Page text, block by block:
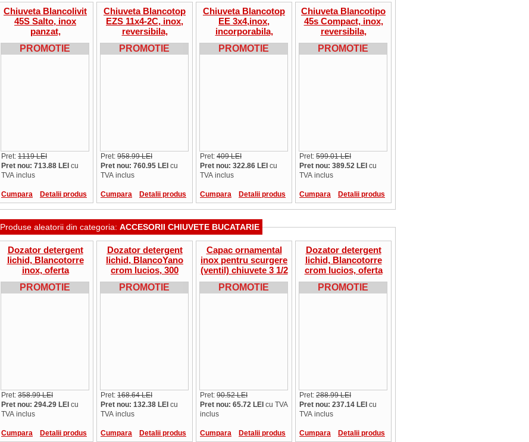
Chiuveta Blancolivit
45S Salto, inox
panzat,
incorporabila,
reversibila
PROMOTIE
Pret: 1119 LEI
Pret nou: 713.88 LEI cu
TVA inclus
Cumpara Detalii produs
Chiuveta Blancotop
EZS 11x4-2C, inox,
reversibila,
incorporabila, pentru
corp de min.650 mm
PROMOTIE
Pret: 958.99 LEI
Pret nou: 760.95 LEI cu
TVA inclus
Cumpara Detalii produs
Chiuveta Blancotop
EE 3x4,inox,
incorporabila,
501067, pentru corp
de min.300 mm
PROMOTIE
Pret: 409 LEI
Pret nou: 322.86 LEI cu
TVA inclus
Cumpara Detalii produs
Chiuveta Blancotipo
45s Compact, inox,
reversibila,
incorporabila, pentru
corp de min.450 mm
PROMOTIE
Pret: 599.01 LEI
Pret nou: 389.52 LEI cu
TVA inclus
Cumpara Detalii produs
Produse aleatorii din categoria: ACCESORII CHIUVETE BUCATARIE
Dozator detergent
lichid, Blancotorre
inox, oferta
PROMOTIE
Pret: 358.99 LEI
Pret nou: 294.29 LEI cu
TVA inclus
Cumpara Detalii produs
Dozator detergent
lichid, BlancoYano
crom lucios, 300
ml,cod 524256
PROMOTIE
Pret: 168.64 LEI
Pret nou: 132.38 LEI cu
TVA inclus
Cumpara Detalii produs
Capac ornamental
inox pentru scurgere
(ventil) chiuvete 3 1/2
Blanco Germania
PROMOTIE
Pret: 90.52 LEI
Pret nou: 65.72 LEI cu TVA
inclus
Cumpara Detalii produs
Dozator detergent
lichid, Blancotorre
crom lucios, oferta
PROMOTIE
Pret: 288.99 LEI
Pret nou: 237.14 LEI cu
TVA inclus
Cumpara Detalii produs